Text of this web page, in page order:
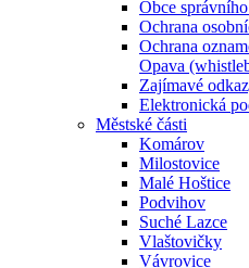
Obce
Ochrana
Ochrana
Opava
Zajímavé
Elektronická
Městské části
Komárov
Milostovice
Malé Hoštice
Podvihov
Suché Lazce
Vlaštovičky
Vávrovice